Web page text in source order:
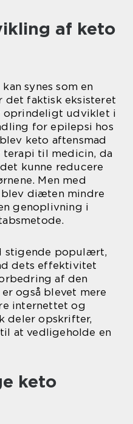
af keto
synes som en
det faktisk eksisteret
oprindeligt udviklet i
for epilepsi hos
keto aftensmad
til medicin, da
kunne reducere
Men med
diæten mindre
genoplivning i
stigende populært,
dets effektivitet
af den
også blevet mere
internettet og
deler opskrifter,
at vedligeholde en
keto